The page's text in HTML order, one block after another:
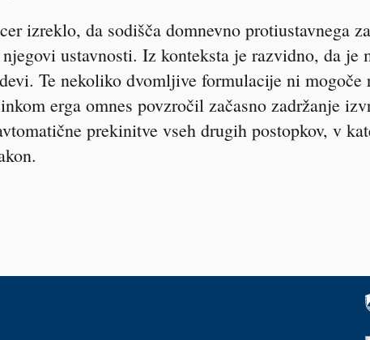
izreklo, da sodišča domnevno protiustavnega
ustavnosti. Iz konteksta je razvidno, da je
Te nekoliko dvomljive formulacije ni mogoče
erga omnes povzročil začasno zadržanje
prekinitve vseh drugih postopkov, v